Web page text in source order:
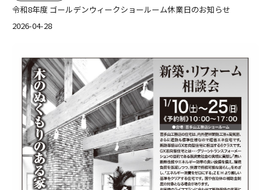
令和8年度 ゴールデンウィークショールーム休業日のお知らせ
2026-04-28